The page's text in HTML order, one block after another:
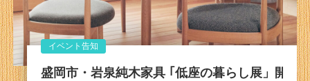
イベント告知
盛岡市・岩泉純木家具 ｢低座の暮らし展」開催